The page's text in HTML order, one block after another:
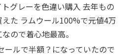
グレーを色違い購入 去年もの
た ラムウール100%で元値4万
ので着心地最高。
ールで半額？になっていたので